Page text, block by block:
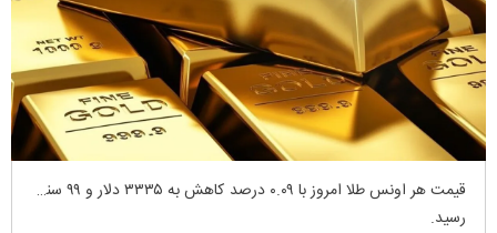
قیمت هر اونس طلا امروز با ۰.۰۹ درصد کاهش به ۳۳۳۵ دلار و ۹۹ سنت
رسید.